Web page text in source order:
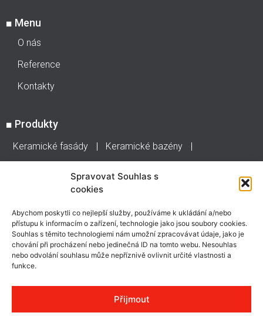
Spravovat Souhlas s
cookies
Abychom poskytli co nejlepší služby, používáme k ukládání a/nebo
přístupu k informacím o zařízení, technologie jako jsou soubory cookies.
Souhlas s těmito technologiemi nám umožní zpracovávat údaje, jako je
chování při procházení nebo jedinečná ID na tomto webu. Nesouhlas
nebo odvolání souhlasu může nepříznivě ovlivnit určité vlastnosti a
funkce.
Přijmout
■ Menu
O nás
Reference
Kontakty
■ Produkty
Keramické fasády
Keramické bazény
Rychlý kontakt
Tel.: +420 271 741 741 Mob.: +420 602 238 561
Email: info@ceramobjekt.cz